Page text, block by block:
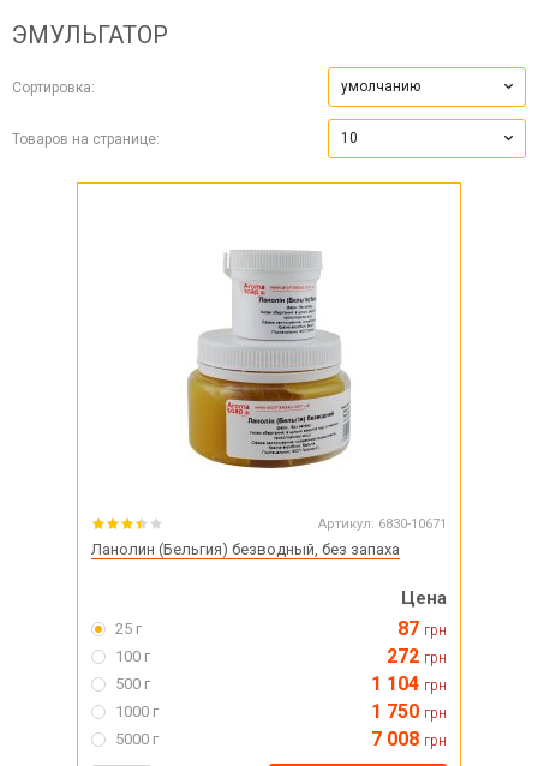
ЭМУЛЬГАТОР
Сортировка: умолчанию
Товаров на странице: 10
Артикул: 6830-10671
Ланолин (Бельгия) безводный, без запаха
Цена
25 г 87 грн
100 г 272 грн
500 г 1 104 грн
1000 г 1 750 грн
5000 г 7 008 грн